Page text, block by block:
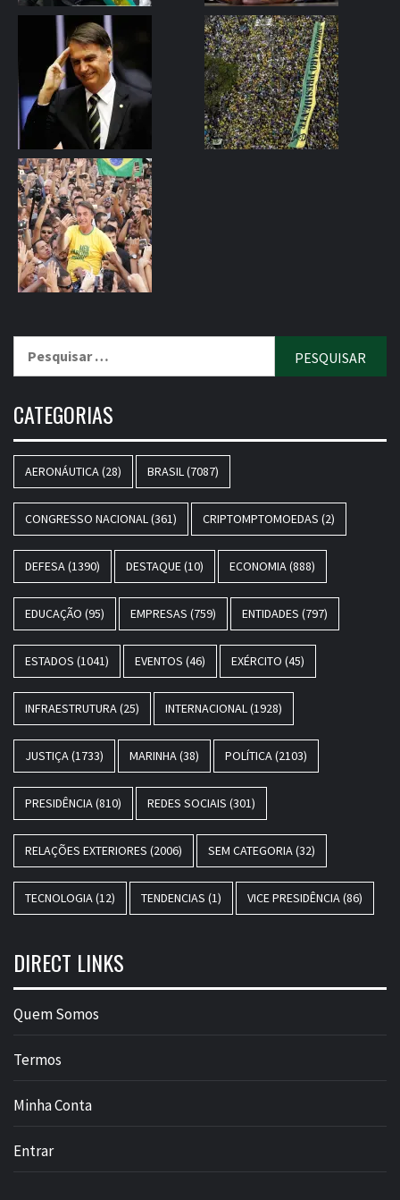
CATEGORIAS
AERONÁUTICA(28) BRASIL(7087)
CONGRESSO NACIONAL(361) CRIPTOMPTOMOEDAS (2)
DEFESA(1390) DESTAQUE(10) ECONOMIA(888)
EDUCAÇÃO (95) EMPRESAS (759) ENTIDADES (797)
ESTADOS (1041) EVENTOS (46) EXÉRCITO (45)
INFRAESTRUTURA(25) INTERNACIONAL(1928)
JUSTIÇA(1733) MARINHA(38) POLÍTICA(2103)
PRESIDÊNCIA(810) REDES SOCIAIS (301)
RELAÇÕES EXTERIORES (2006) SEM CATEGORIA(32)
TECNOLOGIA(12) TENDENCIAS (1) VICE PRESIDÊNCIA(86)
DIRECT LINKS
Quem Somos
Termos
Minha Conta
Entrar